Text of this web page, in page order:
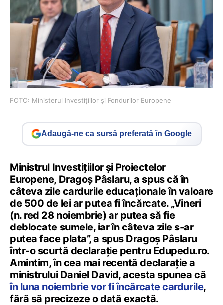
FOTO: Ministerul Investițiilor și Fondurilor Europene
Adaugă-ne ca sursă preferată în Google
Ministrul Investițiilor și Proiectelor
Europene, Dragoș Pâslaru, a spus că în
câteva zile cardurile educaționale în valoare
de 500 de lei ar putea fi încărcate. „Vineri
(n. red 28 noiembrie) ar putea să fie
deblocate sumele, iar în câteva zile s-ar
putea face plata”, a spus Dragoș Pâslaru
într-o scurtă declarație pentru Edupedu.ro.
Amintim, în cea mai recentă declarație a
ministrului Daniel David, acesta spunea că
în luna noiembrie vor fi încărcate cardurile,
fără să precizeze o dată exactă.